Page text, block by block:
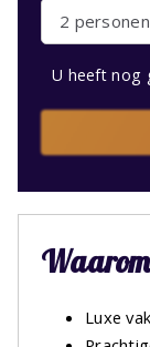
2 personen
U heeft nog
Luxe